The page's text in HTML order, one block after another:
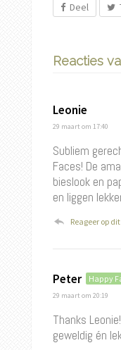
Deel
Reacties
Leonie
29 maart om 17:40
Subliem
Faces! De
bieslook en
en liggen
Reageer op
Peter Happy
29 maart om 20:19
Thanks
geweldig én